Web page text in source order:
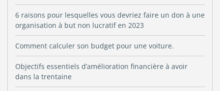
6 raisons pour lesquelles vous devriez faire un don à une
organisation à but non lucratif en 2023
Comment calculer son budget pour une voiture.
Objectifs essentiels d’amélioration financière à avoir
dans la trentaine